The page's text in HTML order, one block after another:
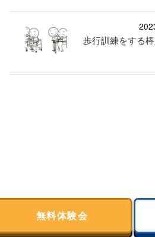
歩行訓練をする
無料体験会